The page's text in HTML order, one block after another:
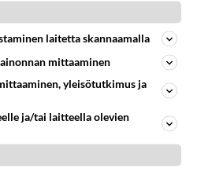
työssäkäyvä mutta
laitetta skannaamalla
mittaaminen
yleisötutkimus ja
ja/tai laitteella olevien